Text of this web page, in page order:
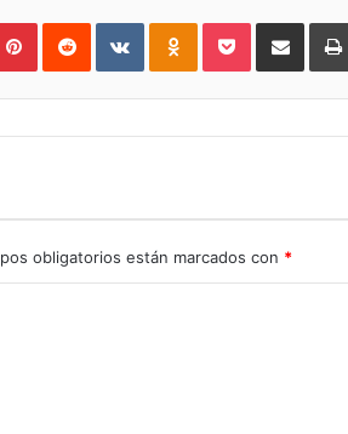
PinterestReddit VKontakteOdnoklassniki
PocketShare
Email
obligatorios están marcados con *